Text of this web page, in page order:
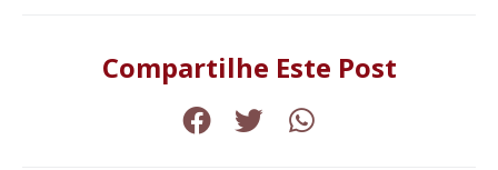
Compartilhe Este Post